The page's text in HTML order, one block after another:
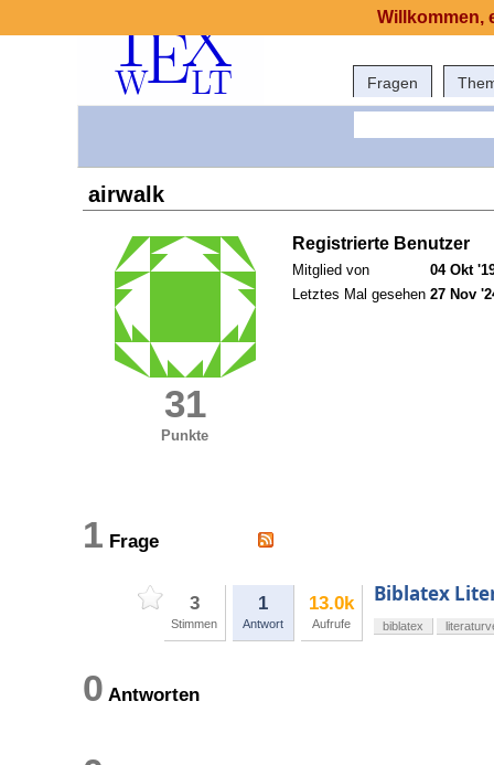
Fragen
airwalk
31
Punkte
Registrierte Benutzer
Mitglied von
04 Okt
Letztes Mal gesehen 27 Nov
1 Frage
3
Stimmen
1
Antwort
13.0k
Aufrufe
Biblatex
biblatex
0 Antworten
Willkommen,